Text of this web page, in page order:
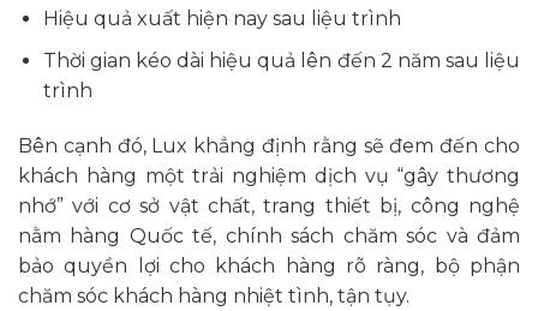
Hiệu quả xuất hiện nay sau liệu trình
Thời gian kéo dài hiệu quả lên đến 2 năm sau liệu
trình
Bên cạnh đó, Lux khẳng định rằng sẽ đem đến cho
khách hàng một trải nghiệm dịch vụ “gây thương
nhớ” với cơ sở vật chất, trang thiết bị, công nghệ
nằm hàng Quốc tế, chính sách chăm sóc và đảm
bảo quyền lợi cho khách hàng rõ ràng, bộ phận
chăm sóc khách hàng nhiệt tình, tận tụy.